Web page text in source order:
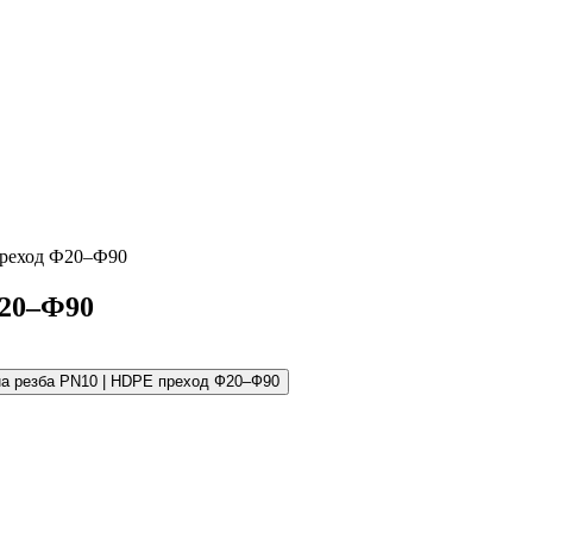
Ф20–Ф90